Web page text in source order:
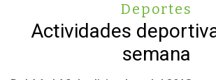
Deportes
Actividades
semana